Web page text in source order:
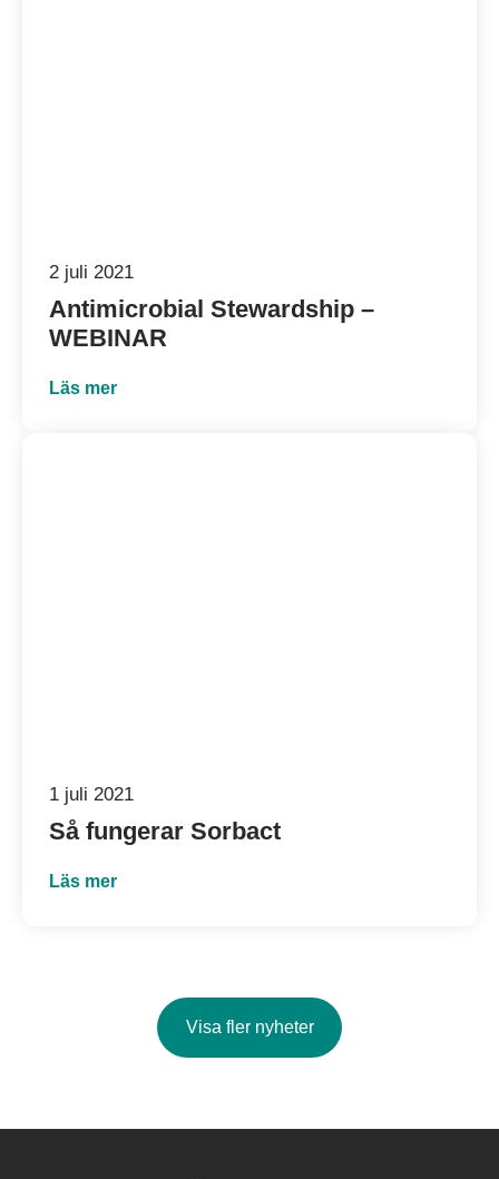
2 juli 2021
Antimicrobial Stewardship –
WEBINAR
Läs mer
1 juli 2021
Så fungerar Sorbact
Läs mer
Visa fler nyheter